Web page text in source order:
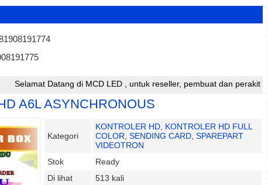
Datang di MCD LED , untuk reseller, pembuat dan perakit running
A6L ASYNCHRONOUS
Kategori
KONTROLER HD KONTROLER HD FULL
COLOR SENDING CARD SPAREPART
VIDEOTRON
Stok
Ready
Di lihat
513 kali